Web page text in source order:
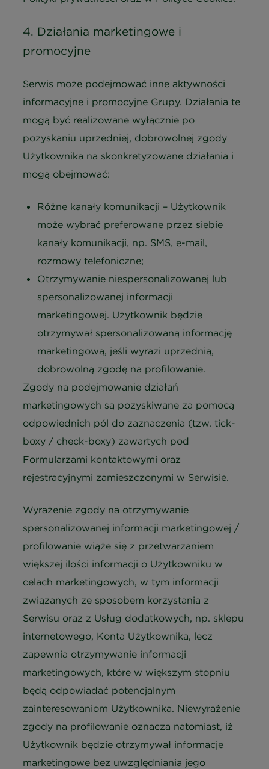
4. Działania marketingowe i
promocyjne
Serwis może podejmować inne aktywności
informacyjne i promocyjne Grupy. Działania te
mogą być realizowane wyłącznie po
pozyskaniu uprzedniej, dobrowolnej zgody
Użytkownika na skonkretyzowane działania i
mogą obejmować:
Różne kanały komunikacji – Użytkownik
może wybrać preferowane przez siebie
kanały komunikacji, np. SMS, e-mail,
rozmowy telefoniczne;
Otrzymywanie niespersonalizowanej lub
spersonalizowanej informacji
marketingowej. Użytkownik będzie
otrzymywał spersonalizowaną informację
marketingową, jeśli wyrazi uprzednią,
dobrowolną zgodę na profilowanie.
Zgody na podejmowanie działań
marketingowych są pozyskiwane za pomocą
odpowiednich pól do zaznaczenia (tzw. tick-
boxy / check-boxy) zawartych pod
Formularzami kontaktowymi oraz
rejestracyjnymi zamieszczonymi w Serwisie.
Wyrażenie zgody na otrzymywanie
spersonalizowanej informacji marketingowej /
profilowanie wiąże się z przetwarzaniem
większej ilości informacji o Użytkowniku w
celach marketingowych, w tym informacji
związanych ze sposobem korzystania z
Serwisu oraz z Usług dodatkowych, np. sklepu
internetowego, Konta Użytkownika, lecz
zapewnia otrzymywanie informacji
marketingowych, które w większym stopniu
będą odpowiadać potencjalnym
zainteresowaniom Użytkownika. Niewyrażenie
zgody na profilowanie oznacza natomiast, iż
Użytkownik będzie otrzymywał informacje
marketingowe bez uwzględniania jego